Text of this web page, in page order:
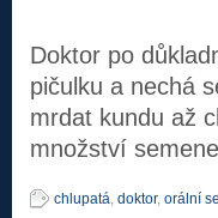
Doktor po
pičulku a nechá
mrdat kundu až
množství
chlupatá, doktor, orální